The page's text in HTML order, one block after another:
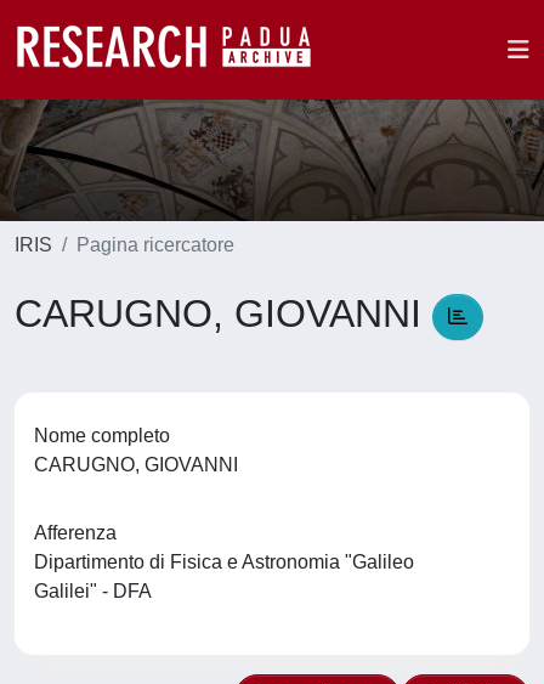
IRIS Pagina ricercatore
CARUGNO, GIOVANNI
Nome completo
CARUGNO, GIOVANNI
Afferenza
Dipartimento di Fisica e Astronomia "Galileo
Galilei" - DFA